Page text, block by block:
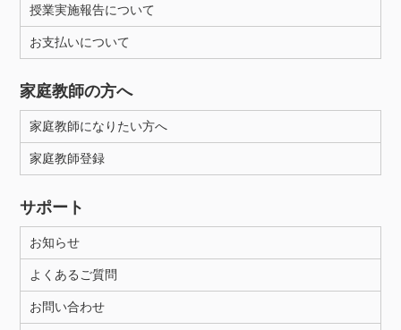
授業実施報告について
お支払いについて
家庭教師の方へ
家庭教師になりたい方へ
家庭教師登録
サポート
お知らせ
よくあるご質問
お問い合わせ